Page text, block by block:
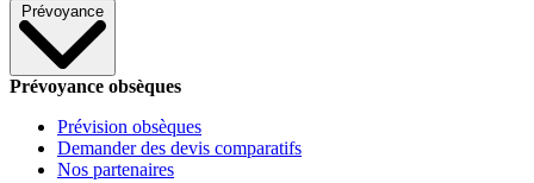
Prévoyance
Prévoyance obsèques
Prévision obsèques
Demander des devis comparatifs
Nos partenaires